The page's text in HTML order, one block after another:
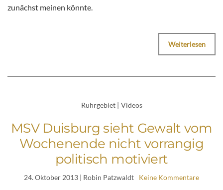
zunächst meinen könnte.
Weiterlesen
Ruhrgebiet | Videos
MSV Duisburg sieht Gewalt vom
Wochenende nicht vorrangig
politisch motiviert
24. Oktober 2013 | Robin Patzwaldt Keine Kommentare